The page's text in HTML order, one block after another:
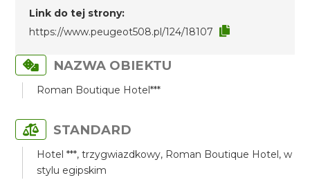
Link do tej strony:
https://www.peugeot508.pl/124/18107
NAZWA OBIEKTU
Roman Boutique Hotel***
STANDARD
Hotel ***, trzygwiazdkowy, Roman Boutique Hotel, w
stylu egipskim